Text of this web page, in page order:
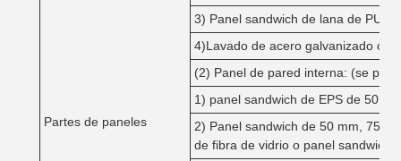
Partes de paneles
3) Panel sandwich de lana de PU
4)Lavado de acero galvanizado
(2) Panel de pared interna: (se
1) panel sandwich de EPS de 50
2) Panel sandwich de 50 mm, 75
de fibra de vidrio o panel sandwich